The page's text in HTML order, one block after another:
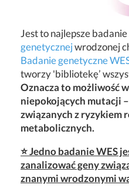
Jest to najlepsze
genetycznejwrodzonej
Badanie genetyczne
tworzy 'bibliotekę’
Oznacza to możliwość
niepokojących mutacji
związanych z ryzykiem
metabolicznych.
⭐ Jedno badanie WES
zanalizować geny
znanymi wrodzonymi